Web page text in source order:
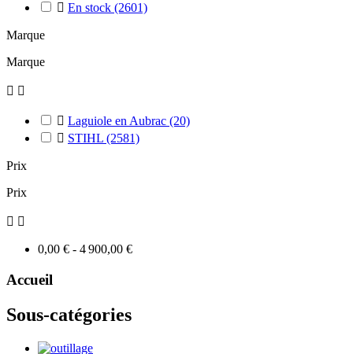
 En stock (2601)
Marque
Marque
 
 Laguiole en Aubrac (20)
 STIHL (2581)
Prix
Prix
 
0,00 € - 4 900,00 €
Accueil
Sous-catégories